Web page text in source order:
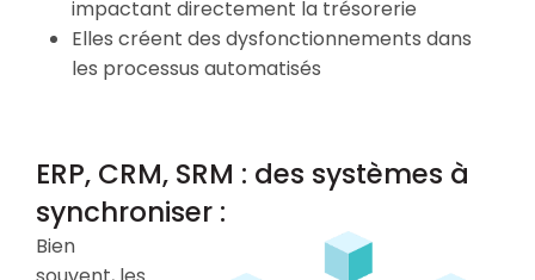
impactant directement la trésorerie
Elles créent des dysfonctionnements dans
les processus automatisés
ERP, CRM, SRM : des systèmes à
synchroniser :
Bien